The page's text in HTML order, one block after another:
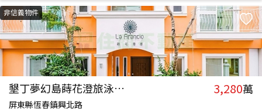
非信義物件
墾丁夢幻島蒔花澄旅泳池Vill 3,280萬
屏東縣恆春鎮興北路